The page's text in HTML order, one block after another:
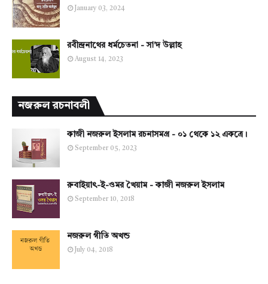
January 03, 2024
রবীন্দ্রনাথের ধর্মচেতনা - সা'দ উল্লাহ
August 14, 2023
নজরুল রচনাবলী
কাজী নজরুল ইসলাম রচনাসমগ্র - ০১ থেকে ১২ একত্রে।
September 05, 2023
রুবাইয়াৎ-ই-ওমর খৈয়াম - কাজী নজরুল ইসলাম
September 10, 2018
নজরুল গীতি অখন্ড
July 04, 2018